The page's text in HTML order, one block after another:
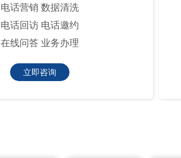
电话营销 数据清洗
电话回访 电话邀约
在线问答 业务办理
立即咨询